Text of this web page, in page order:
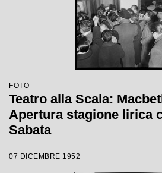
FOTO
Teatro alla Scala:
Apertura stagione lirica
Sabata
07 DICEMBRE 1952